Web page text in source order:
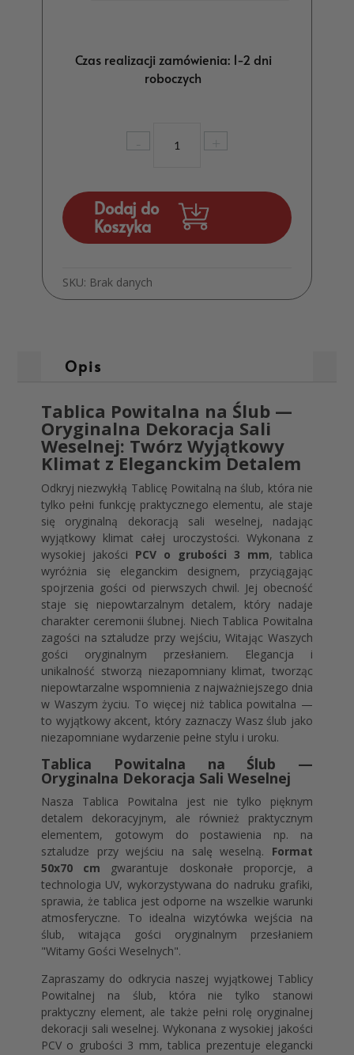
Czas realizacji zamówienia: 1-2 dni
roboczych
-
Tablica
PCV
MD27
+
Dodaj do
Koszyka
SKU: Brak danych
Opis
Tablica Powitalna na Ślub —
Oryginalna Dekoracja Sali
Weselnej: Twórz Wyjątkowy
Klimat z Eleganckim Detalem
Odkryj niezwykłą Tablicę Powitalną na ślub, która nie
tylko pełni funkcję praktycznego elementu, ale staje
się oryginalną dekoracją sali weselnej, nadając
wyjątkowy klimat całej uroczystości. Wykonana z
wysokiej jakości PCV o grubości 3 mm, tablica
wyróżnia się eleganckim designem, przyciągając
spojrzenia gości od pierwszych chwil. Jej obecność
staje się niepowtarzalnym detalem, który nadaje
charakter ceremonii ślubnej. Niech Tablica Powitalna
zagości na sztaludze przy wejściu, Witając Waszych
gości oryginalnym przesłaniem. Elegancja i
unikalność stworzą niezapomniany klimat, tworząc
niepowtarzalne wspomnienia z najważniejszego dnia
w Waszym życiu. To więcej niż tablica powitalna —
to wyjątkowy akcent, który zaznaczy Wasz ślub jako
niezapomniane wydarzenie pełne stylu i uroku.
Tablica Powitalna na Ślub —
Oryginalna Dekoracja Sali Weselnej
Nasza Tablica Powitalna jest nie tylko pięknym
detalem dekoracyjnym, ale również praktycznym
elementem, gotowym do postawienia np. na
sztaludze przy wejściu na salę weselną. Format
50x70 cm gwarantuje doskonałe proporcje, a
technologia UV, wykorzystywana do nadruku grafiki,
sprawia, że tablica jest odporne na wszelkie warunki
atmosferyczne. To idealna wizytówka wejścia na
ślub, witająca gości oryginalnym przesłaniem
"Witamy Gości Weselnych".
Zapraszamy do odkrycia naszej wyjątkowej Tablicy
Powitalnej na ślub, która nie tylko stanowi
praktyczny element, ale także pełni rolę oryginalnej
dekoracji sali weselnej. Wykonana z wysokiej jakości
PCV o grubości 3 mm, tablica prezentuje elegancki